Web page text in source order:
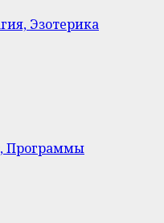
Эзотерика
Программы